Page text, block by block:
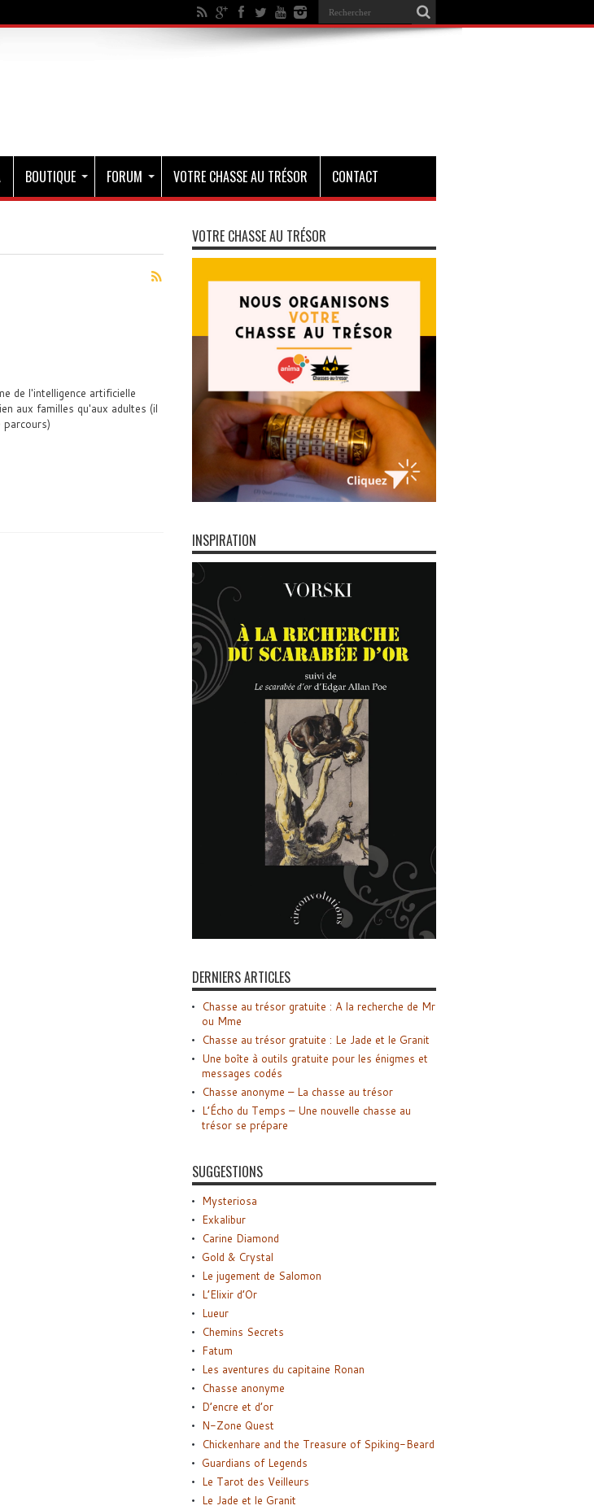
BOUTIQUE FORUM VOTRE CHASSE AU TRÉSOR CONTACT
de l'intelligence artificielle
aux familles qu'aux adultes (il
VOTRE CHASSE AU TRÉSOR
INSPIRATION
DERNIERS ARTICLES
Chasse au trésor gratuite : A la recherche de Mr
ou Mme
Chasse au trésor gratuite : Le Jade et le Granit
Une boîte à outils gratuite pour les énigmes et
messages codés
Chasse anonyme – La chasse au trésor
L’Écho du Temps – Une nouvelle chasse au
trésor se prépare
SUGGESTIONS
Mysteriosa
Exkalibur
Carine Diamond
Gold & Crystal
Le jugement de Salomon
L’Elixir d’Or
Lueur
Chemins Secrets
Fatum
Les aventures du capitaine Ronan
Chasse anonyme
D’encre et d’or
N-Zone Quest
Chickenhare and the Treasure of Spiking-Beard
Guardians of Legends
Le Tarot des Veilleurs
Le Jade et le Granit